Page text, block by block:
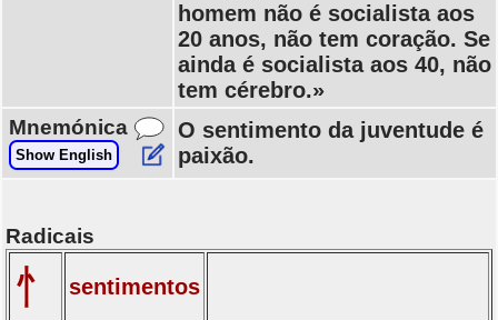
homem não é socialista aos
20 anos, não tem coração. Se
ainda é socialista aos 40, não
tem cérebro.»
Mnemónica
Show English
O sentimento da juventude é
paixão.
Radicais
忄 sentimentos